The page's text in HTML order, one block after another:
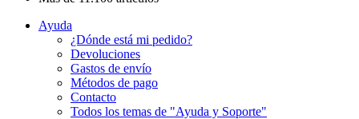
Ayuda
¿Dónde está mi pedido?
Devoluciones
Gastos de envío
Métodos de pago
Contacto
Todos los temas de "Ayuda y Soporte"